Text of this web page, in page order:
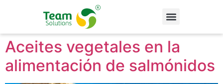
Aceites vegetales en la
alimentación de salmónidos